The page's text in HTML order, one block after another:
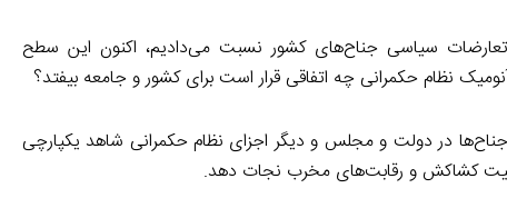
سیاسی جناح‌های کشور نسبت می‌دادیم، اکنون این سطح
نظام حکمرانی چه اتفاقی قرار است برای کشور و جامعه بیفتد؟
در دولت و مجلس و دیگر اجزای نظام حکمرانی شاهد یکپارچی
کشاکش و رقابت‌های مخرب نجات دهد.